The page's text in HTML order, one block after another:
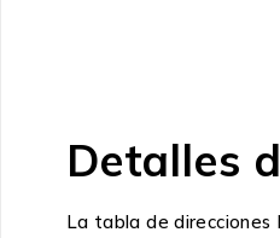
Detalles
La tabla de direcciones